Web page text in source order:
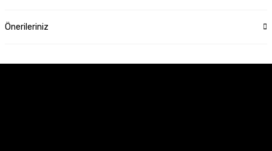
Önerileriniz